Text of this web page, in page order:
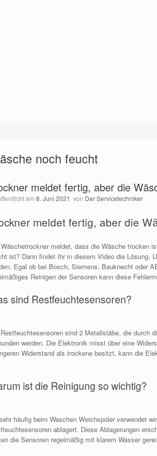
noch feucht
meldet fertig, aber die
am8. Juni 2021 von Der Servicetechniker
meldet fertig, aber die
Wäschetrockner meldet, dass die Wäsche trocken
ist? Dann findet Ihr in diesem Video die Lösung.
Egal ob bei Bosch, Siemens, Bauknecht oder
Reinigen der Sensoren kann diese
sind Restfeuchtesensoren?
sind 2 Metallstäbe, die durch
werden. Die Elektronik misst über eine
Widerstand als trockene besitzt, kann die
ist die Reinigung so wichtig?
häufig beimWaschen Weichspüler verwendet
ablagert. Diese Ablagerungen
die Sensoren regelmäßig mit klarem Wasser